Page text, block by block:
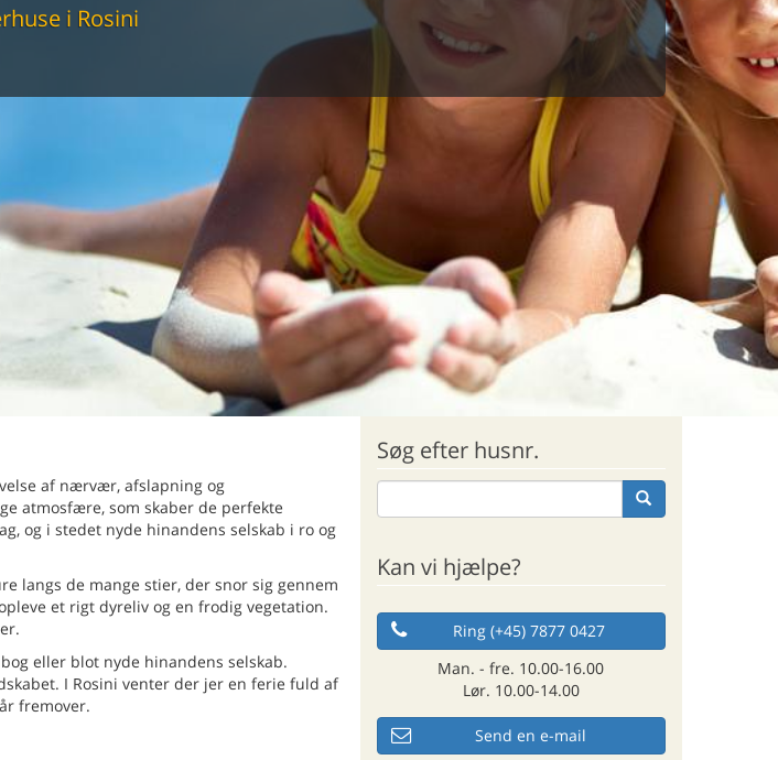
i Rosini
af nærvær, afslapning og
atmosfære, som skaber de perfekte
og i stedet nyde hinandens selskab i ro og
langs de mange stier, der snor sig gennem
et rigt dyreliv og en frodig vegetation.
eller blot nyde hinandens selskab.
I Rosini venter der jer en ferie fuld af
fremover.
Søg efter husnr.
Kan vi hjælpe?
Ring (+45) 7877 0427
Man. - fre. 10.00-16.00
Lør. 10.00-14.00
Send en e-mail